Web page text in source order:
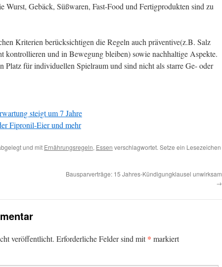
Wurst, Gebäck, Süßwaren, Fast-Food und Fertigprodukten sind zu
Kriterien berücksichtigen die Regeln auch präventive(z.B. Salz
kontrollieren und in Bewegung bleiben) sowie nachhaltige Aspekte.
Platz für individuellen Spielraum und sind nicht als starre Ge- oder
steigt um 7 Jahre
Fipronil-Eier und mehr
und mit Ernährungsregeln, Essen verschlagwortet. Setze ein Lesezeichen
Bausparverträge: 15 Jahres-Kündigungklausel unwirksam
→
veröffentlicht. Erforderliche Felder sind mit* markiert